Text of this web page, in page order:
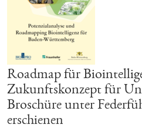
Roadmap für
Zukunftskonzept für
Broschüre unter
erschienen